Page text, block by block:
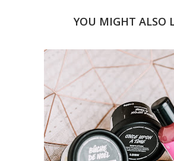
YOU MIGHT ALSO